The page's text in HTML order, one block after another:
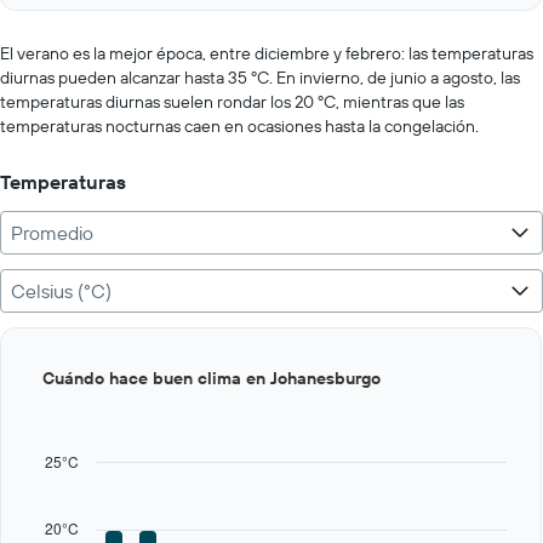
values.
Range:
0
to
400.
interactive
El verano es la mejor época, entre diciembre y febrero: las temperaturas
diurnas pueden alcanzar hasta 35 ºC. En invierno, de junio a agosto, las
temperaturas diurnas suelen rondar los 20 ºC, mientras que las
temperaturas nocturnas caen en ocasiones hasta la congelación.
Temperaturas
Promedio
Celsius (°C)
graphic.
20°C
25°C
Cuándo hace buen clima en Johanesburgo